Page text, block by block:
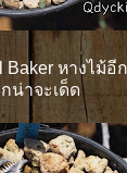
Baker หางไม้
น่าจะเด็ด